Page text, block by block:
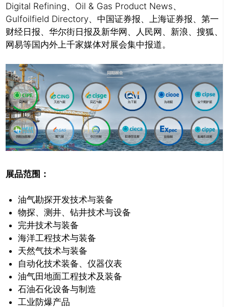
Digital Refining、Oil & Gas Product News、
Gulfoilfield Directory、中国证券报、上海证券报、第一
财经日报、华尔街日报及新华网、人民网、新浪、搜狐、
网易等国内外上千家媒体对展会集中报道。
展品范围：
油气勘探开发技术与装备
物探、测井、钻井技术与设备
完井技术与装备
海洋工程技术与装备
天然气技术与装备
自动化技术装备、仪器仪表
油气田地面工程技术及装备
石油石化设备与制造
工业防爆产品